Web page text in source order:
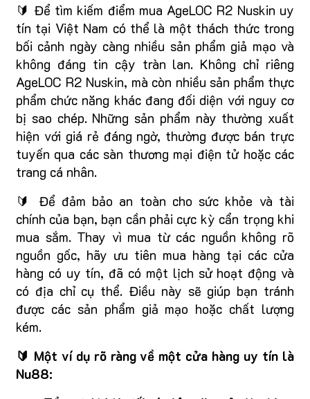
🔰 Để tìm kiếm điểm mua AgeLOC R2 Nuskin uy
tín tại Việt Nam có thể là một thách thức trong
bối cảnh ngày càng nhiều sản phẩm giả mạo và
không đáng tin cậy tràn lan. Không chỉ riêng
AgeLOC R2 Nuskin, mà còn nhiều sản phẩm thực
phẩm chức năng khác đang đối diện với nguy cơ
bị sao chép. Những sản phẩm này thường xuất
hiện với giá rẻ đáng ngờ, thường được bán trực
tuyến qua các sàn thương mại điện tử hoặc các
trang cá nhân.
🔰 Để đảm bảo an toàn cho sức khỏe và tài
chính của bạn, bạn cần phải cực kỳ cẩn trọng khi
mua sắm. Thay vì mua từ các nguồn không rõ
nguồn gốc, hãy ưu tiên mua hàng tại các cửa
hàng có uy tín, đã có một lịch sử hoạt động và
có địa chỉ cụ thể. Điều này sẽ giúp bạn tránh
được các sản phẩm giả mạo hoặc chất lượng
kém.
🔰 Một ví dụ rõ ràng về một cửa hàng uy tín là
Nu88: